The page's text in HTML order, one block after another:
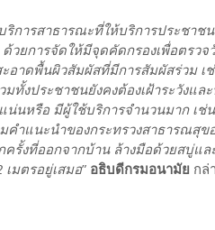
การสาธารณะที่ให้บริการประชาช
ด้วยการจัดให้มีจุดคัดกรองเพื่อตรว
อาดพื้นผิวสัมผัสที่มีการสัมผัสร่วม เ
งประชาชนยังคงต้องเฝ้าระวังแล
นหรือ มีผู้ใช้บริการจำนวนมาก เช่
ำแนะนำของกระทรวงสาธารณสุข
รั้งที่ออกจากบ้าน ล้างมือด้วยสบู่แล
เมตรอยู่เสมอ” อธิบดีกรมอนามัย กล่